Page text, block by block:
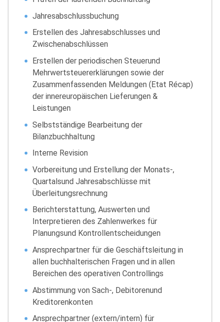
Jahresabschlussbuchung
Erstellen des Jahresabschlusses und
Zwischenabschlüssen
Erstellen der periodischen Steuerund
Mehrwertsteuererklärungen sowie der
Zusammenfassenden Meldungen (Etat Récap)
der innereuropäischen Lieferungen &
Leistungen
Selbstständige Bearbeitung der
Bilanzbuchhaltung
Interne Revision
Vorbereitung und Erstellung der Monats-,
Quartalsund Jahresabschlüsse mit
Überleitungsrechnung
Berichterstattung, Auswerten und
Interpretieren des Zahlenwerkes für
Planungsund Kontrollentscheidungen
Ansprechpartner für die Geschäftsleitung in
allen buchhalterischen Fragen und in allen
Bereichen des operativen Controllings
Abstimmung von Sach-, Debitorenund
Kreditorenkonten
Ansprechpartner (extern/intern) für